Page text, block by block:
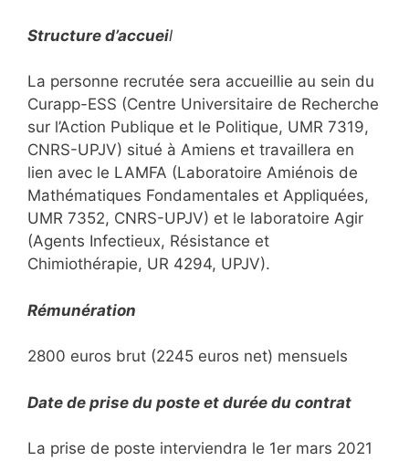
Structure d’accueil
La personne recrutée sera accueillie au sein du
Curapp-ESS (Centre Universitaire de Recherche
sur l’Action Publique et le Politique, UMR 7319,
CNRS-UPJV) situé à Amiens et travaillera en
lien avec le LAMFA (Laboratoire Amiénois de
Mathématiques Fondamentales et Appliquées,
UMR 7352, CNRS-UPJV) et le laboratoire Agir
(Agents Infectieux, Résistance et
Chimiothérapie, UR 4294, UPJV).
Rémunération
2800 euros brut (2245 euros net) mensuels
Date de prise du poste et durée du contrat
La prise de poste interviendra le 1er mars 2021